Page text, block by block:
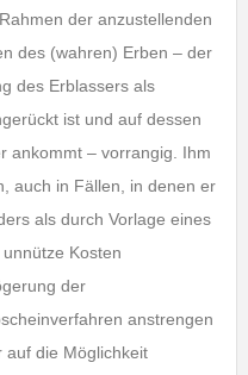
der anzustellenden
des (wahren) Erben – der
des Erblassers als
ist und auf dessen
ankommt – vorrangig. Ihm
auch in Fällen, in denen er
als durch Vorlage eines
Kosten
der
anstrengen
auf die Möglichkeit